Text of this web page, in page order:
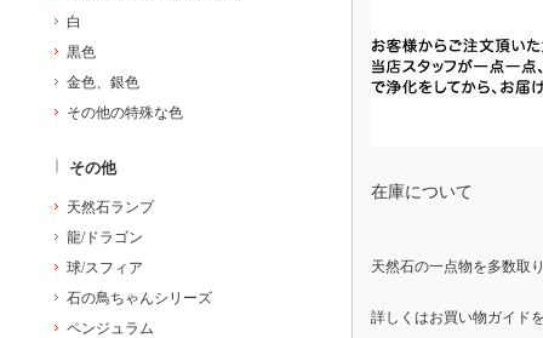
在庫について
天然石の一点物を多数取
詳しくはお買い物ガイド
白
黒色
金色、銀色
その他の特殊な色
その他
天然石ランプ
龍/ドラゴン
球/スフィア
石の鳥ちゃんシリーズ
ペンジュラム